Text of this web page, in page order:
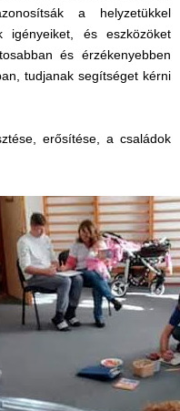
a helyzetükkel
igényeiket, és eszközöket
és érzékenyebben
tudjanak segítséget kérni
erősítése, a családok